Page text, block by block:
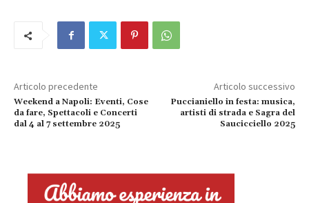
Articolo precedente
Weekend a Napoli: Eventi, Cose
da fare, Spettacoli e Concerti
dal 4 al 7 settembre 2025
Articolo successivo
Puccianiello in festa: musica,
artisti di strada e Sagra del
Saucicciello 2025